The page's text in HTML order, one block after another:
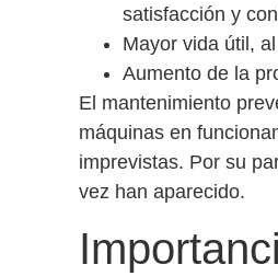
satisfacción y
Mayor vida útil,
Aumento de la
El mantenimiento
máquinas en
imprevistas. Por su
vez han aparecido.